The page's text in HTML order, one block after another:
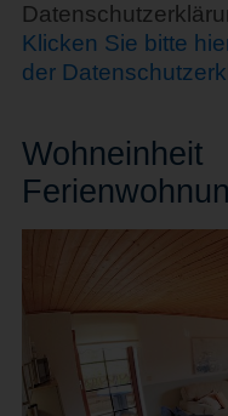
Klicken Sie bitte
der
Wohneinheit